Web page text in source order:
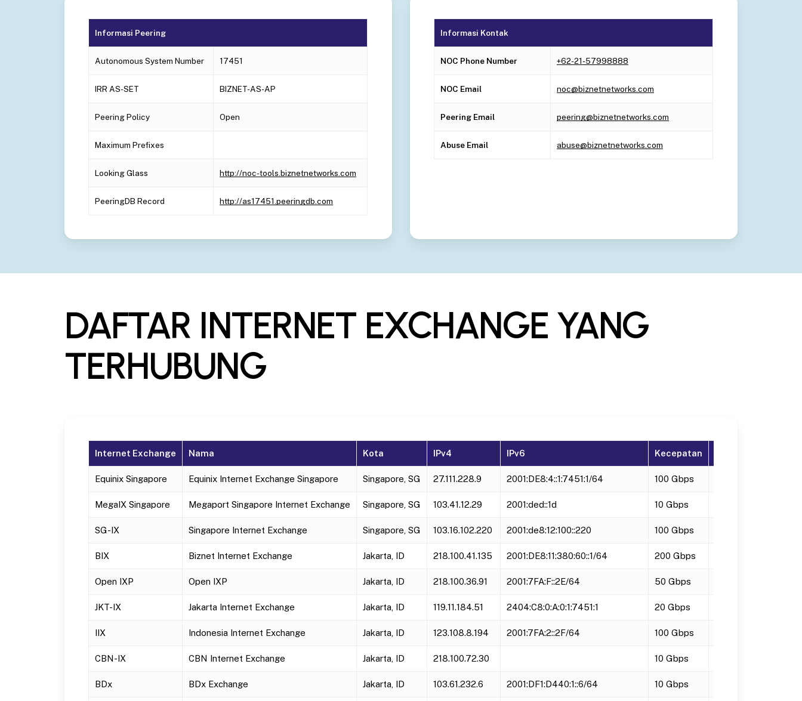
Informasi Peering
Autonomous System Number 17451
IRR AS-SET BIZNET-AS-AP
Peering Policy Open
Maximum Prefixes
Looking Glass http://noc-tools.biznetnetworks.com
PeeringDB Record http://as17451.peeringdb.com
Informasi Kontak
NOC Phone Number +62-21-57998888
NOC Email noc@biznetnetworks.com
Peering Email peering@biznetnetworks.com
Abuse Email abuse@biznetnetworks.com
DAFTAR INTERNET EXCHANGE YANG
TERHUBUNG
Internet Exchange Nama Kota IPv4 IPv6 Kecepatan
Equinix Singapore Equinix Internet Exchange Singapore Singapore, SG 27.111.228.9 2001:DE8:4::1:7451:1/64 100 Gbps
MegaIX Singapore Megaport Singapore Internet Exchange Singapore, SG 103.41.12.29 2001:ded::1d 10 Gbps
SG-IX Singapore Internet Exchange Singapore, SG 103.16.102.220 2001:de8:12:100::220 100 Gbps
BIX Biznet Internet Exchange Jakarta, ID 218.100.41.135 2001:DE8:11:380:60::1/64 200 Gbps
Open IXP Open IXP Jakarta, ID 218.100.36.91 2001:7FA:F::2E/64 50 Gbps
JKT-IX Jakarta Internet Exchange Jakarta, ID 119.11.184.51 2404:C8:0:A:0:1:7451:1 20 Gbps
IIX Indonesia Internet Exchange Jakarta, ID 123.108.8.194 2001:7FA:2::2F/64 100 Gbps
CBN-IX CBN Internet Exchange Jakarta, ID 218.100.72.30 10 Gbps
BDx BDx Exchange Jakarta, ID 103.61.232.6 2001:DF1:D440:1::6/64 10 Gbps